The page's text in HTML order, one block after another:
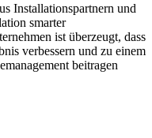
Installationspartnern und
smarter
ist überzeugt, dass
verbessern und zu einem
beitragen